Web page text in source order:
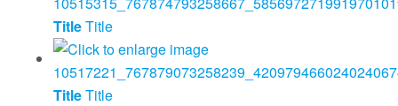
TitleTitle
TitleTitle